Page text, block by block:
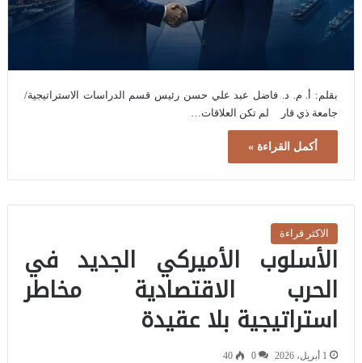
بقلم: أ. م. د. فاضل عبد علي حسن رئيس قسم الدراسات الاستراتيجية/
جامعة ذي قار لم تكن العلاقات…
أكمل القراءة »
الاكثر قراءة
الأسلوب الأميركي الجديد في
الحرب الاقتصادية مخاطر
استراتيجية بلا عقيدة
1 أبريل، 2026 0
40